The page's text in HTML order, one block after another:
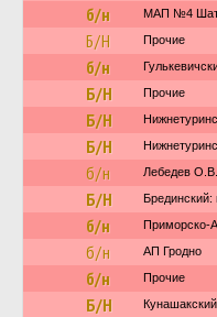
б/н МАП №4
Б/Н Прочие
б/н
Б/Н Прочие
Б/Н
Б/Н
б/н Лебедев О.В.
Б/Н Брединский:
б/н Приморско-
б/н АП Гродно
б/н Прочие
Б/Н